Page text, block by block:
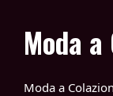
Moda
Moda a